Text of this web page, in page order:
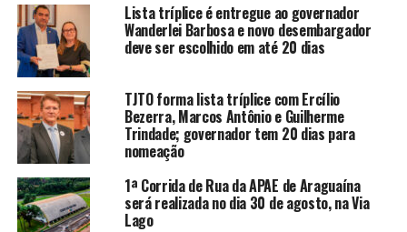
Lista tríplice é entregue ao governador
Wanderlei Barbosa e novo desembargador
deve ser escolhido em até 20 dias
TJTO forma lista tríplice com Ercílio
Bezerra, Marcos Antônio e Guilherme
Trindade; governador tem 20 dias para
nomeação
1ª Corrida de Rua da APAE de Araguaína
será realizada no dia 30 de agosto, na Via
Lago